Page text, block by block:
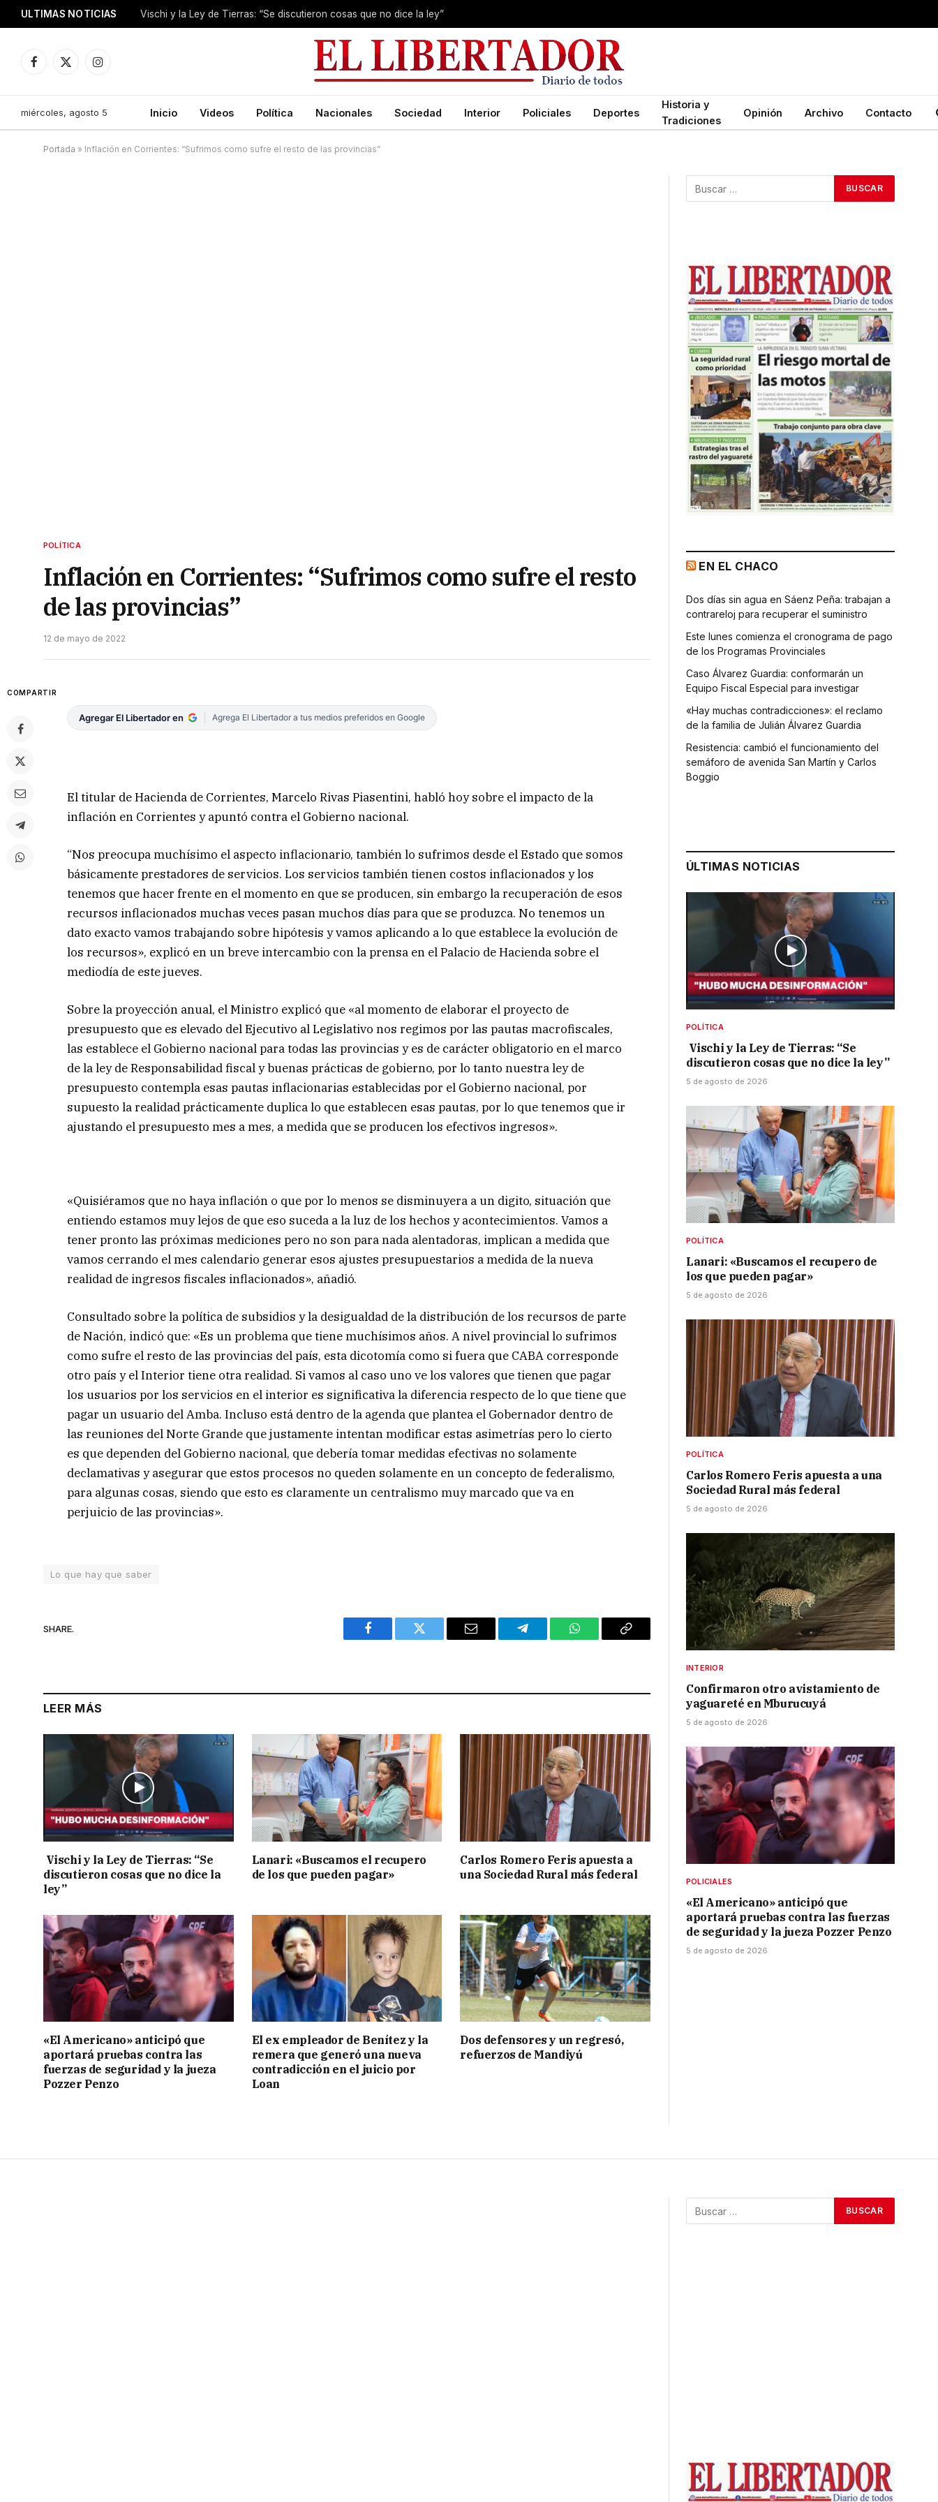
ULTIMAS NOTICIAS Vischi y la Ley de Tierras: “Se discutieron cosas que no dice la ley”
Facebook
X
Instagram
miércoles, agosto 5 Inicio Videos Política Nacionales Sociedad Interior Policiales Deportes
Historia y
Tradiciones
Opinión Archivo Contacto
Portada » Inflación en Corrientes: “Sufrimos como sufre el resto de las provincias”
POLÍTICA
Inflación en Corrientes: “Sufrimos como sufre el resto
de las provincias”
12 de mayo de 2022
COMPARTIR
Agregar El Libertador en Agrega El Libertador a tus medios preferidos en Google
El titular de Hacienda de Corrientes, Marcelo Rivas Piasentini, habló hoy sobre el impacto de la
inflación en Corrientes y apuntó contra el Gobierno nacional.
“Nos preocupa muchísimo el aspecto inflacionario, también lo sufrimos desde el Estado que somos
básicamente prestadores de servicios. Los servicios también tienen costos inflacionados y los
tenemos que hacer frente en el momento en que se producen, sin embargo la recuperación de esos
recursos inflacionados muchas veces pasan muchos días para que se produzca. No tenemos un
dato exacto vamos trabajando sobre hipótesis y vamos aplicando a lo que establece la evolución de
los recursos», explicó en un breve intercambio con la prensa en el Palacio de Hacienda sobre el
mediodía de este jueves.
Sobre la proyección anual, el Ministro explicó que «al momento de elaborar el proyecto de
presupuesto que es elevado del Ejecutivo al Legislativo nos regimos por las pautas macrofiscales,
las establece el Gobierno nacional para todas las provincias y es de carácter obligatorio en el marco
de la ley de Responsabilidad fiscal y buenas prácticas de gobierno, por lo tanto nuestra ley de
presupuesto contempla esas pautas inflacionarias establecidas por el Gobierno nacional, por
supuesto la realidad prácticamente duplica lo que establecen esas pautas, por lo que tenemos que ir
ajustando el presupuesto mes a mes, a medida que se producen los efectivos ingresos».
«Quisiéramos que no haya inflación o que por lo menos se disminuyera a un digito, situación que
entiendo estamos muy lejos de que eso suceda a la luz de los hechos y acontecimientos. Vamos a
tener pronto las próximas mediciones pero no son para nada alentadoras, implican a medida que
vamos cerrando el mes calendario generar esos ajustes presupuestarios a medida de la nueva
realidad de ingresos fiscales inflacionados», añadió.
Consultado sobre la política de subsidios y la desigualdad de la distribución de los recursos de parte
de Nación, indicó que: «Es un problema que tiene muchísimos años. A nivel provincial lo sufrimos
como sufre el resto de las provincias del país, esta dicotomía como si fuera que CABA corresponde
otro país y el Interior tiene otra realidad. Si vamos al caso uno ve los valores que tienen que pagar
los usuarios por los servicios en el interior es significativa la diferencia respecto de lo que tiene que
pagar un usuario del Amba. Incluso está dentro de la agenda que plantea el Gobernador dentro de
las reuniones del Norte Grande que justamente intentan modificar estas asimetrías pero lo cierto
es que dependen del Gobierno nacional, que debería tomar medidas efectivas no solamente
declamativas y asegurar que estos procesos no queden solamente en un concepto de federalismo,
para algunas cosas, siendo que esto es claramente un centralismo muy marcado que va en
perjuicio de las provincias».
Lo que hay que saber
SHARE.
Facebook Twitter Email Telegram WhatsAppCopy
LEER MÁS
Vischi y la Ley de Tierras: “Se
discutieron cosas que no dice la
ley”
Lanari: «Buscamos el recupero
de los que pueden pagar»
Carlos Romero Feris apuesta a
una Sociedad Rural más federal
«El Americano» anticipó que
aportará pruebas contra las
fuerzas de seguridad y la jueza
Pozzer Penzo
El ex empleador de Benítez y la
remera que generó una nueva
contradicción en el juicio por
Loan
Dos defensores y un regresó,
refuerzos de Mandiyú
EN EL CHACO
Dos días sin agua en Sáenz Peña: trabajan a
contrareloj para recuperar el suministro
Este lunes comienza el cronograma de pago
de los Programas Provinciales
Caso Álvarez Guardia: conformarán un
Equipo Fiscal Especial para investigar
«Hay muchas contradicciones»: el reclamo
de la familia de Julián Álvarez Guardia
Resistencia: cambió el funcionamiento del
semáforo de avenida San Martín y Carlos
Boggio
ÚLTIMAS NOTICIAS
POLÍTICA
Vischi y la Ley de Tierras: “Se
discutieron cosas que no dice la ley”
5 de agosto de 2026
POLÍTICA
Lanari: «Buscamos el recupero de
los que pueden pagar»
5 de agosto de 2026
POLÍTICA
Carlos Romero Feris apuesta a una
Sociedad Rural más federal
5 de agosto de 2026
INTERIOR
Confirmaron otro avistamiento de
yaguareté en Mburucuyá
5 de agosto de 2026
POLICIALES
«El Americano» anticipó que
aportará pruebas contra las fuerzas
de seguridad y la jueza Pozzer Penzo
5 de agosto de 2026